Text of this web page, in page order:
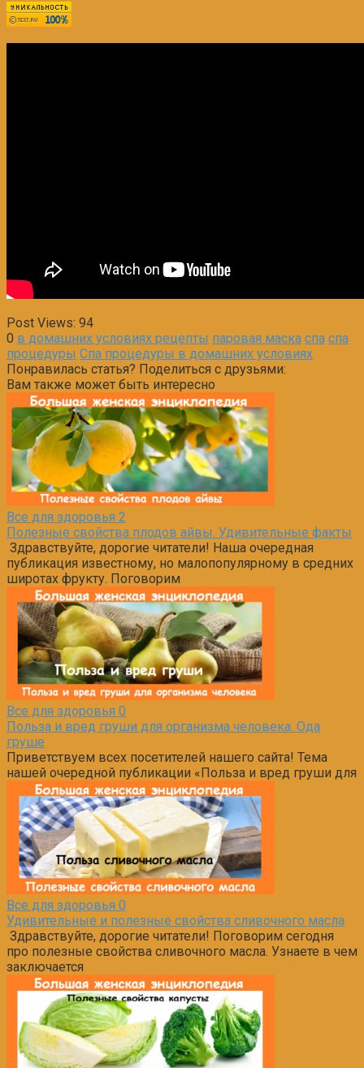
Post Views: 94
0 в домашних условиях рецепты паровая маска спа спа
процедуры Спа процедуры в домашних условиях
Понравилась статья? Поделиться с друзьями:
Вам также может быть интересно
Все для здоровья 2
Полезные свойства плодов айвы. Удивительные факты
Здравствуйте, дорогие читатели! Наша очередная
публикация известному, но малопопулярному в средних
широтах фрукту. Поговорим
Все для здоровья 0
Польза и вред груши для организма человека. Ода
груше
Приветствуем всех посетителей нашего сайта! Тема
нашей очередной публикации «Польза и вред груши для
Все для здоровья 0
Удивительные и полезные свойства сливочного масла
Здравствуйте, дорогие читатели! Поговорим сегодня
про полезные свойства сливочного масла. Узнаете в чем
заключается